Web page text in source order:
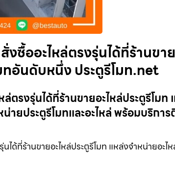
ซื้ออะไหล่ตรงรุ่นได้ที่ร้านขา
ทอันดับหนึ่ง ประตูรีโมท.net
ตรงรุ่นได้ที่ร้านขายอะไหล่ประตูรีโมท
ยประตูรีโมทและอะไหล่ พร้อมบริกา
ได้ที่ร้านขายอะไหล่ประตูรีโมท แหล่งจำหน่ายอะ